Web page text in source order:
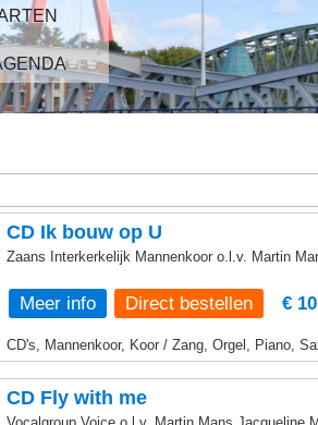
CD Ik bouw op U
Zaans Interkerkelijk Mannenkoor o.l.v. Martin
Meer info €
CD's, Mannenkoor, Koor / Zang, Orgel, Piano,
CD Fly with me